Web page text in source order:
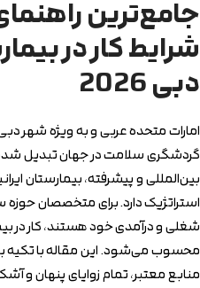
جامع‌ترین
شرایط کار در
دبی 2026
امارات متحده عربی و به ویژه شهر
گردشگری سلامت در جهان تبدیل شده
بین‌المللی و پیشرفته، بیمارستان
استراتژیک دارد. برای متخصصان
شغلی و درآمدی خود هستند، کار در
منابع معتبر، تمام زوایای پنهان و